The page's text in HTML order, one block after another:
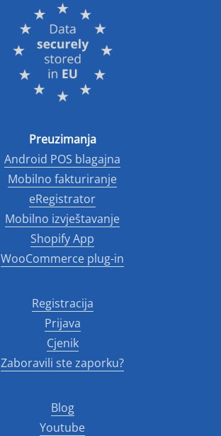
Preuzimanja
Android POS blagajna
Mobilno fakturiranje
eRegistrator
Mobilno izvještavanje
Shopify App
WooCommerce plug-in
Registracija
Prijava
Cjenik
Zaboravili ste zaporku?
Blog
Youtube